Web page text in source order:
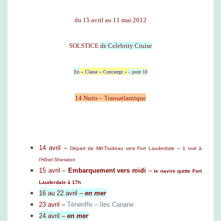
L
N
I
Q
E
D
T
R
du 15 avril au 11 mai 2012
SOLSTICE de Celebrity Cruise
En« Classe « Concierge » – pont 10
14 Nuits – Transatlantique
14 avril – Départ de Mtl-Trudeau vers Fort Lauderdale – 1 nuit à
l’Hôtel Sheraton
15 avril – Embarquement vers midi –le navire quitte Fort
Lauderdale à 17h
16 au 22 avril – en mer
23 avril – Ténériffe – îles Canarie
24 avril –en mer